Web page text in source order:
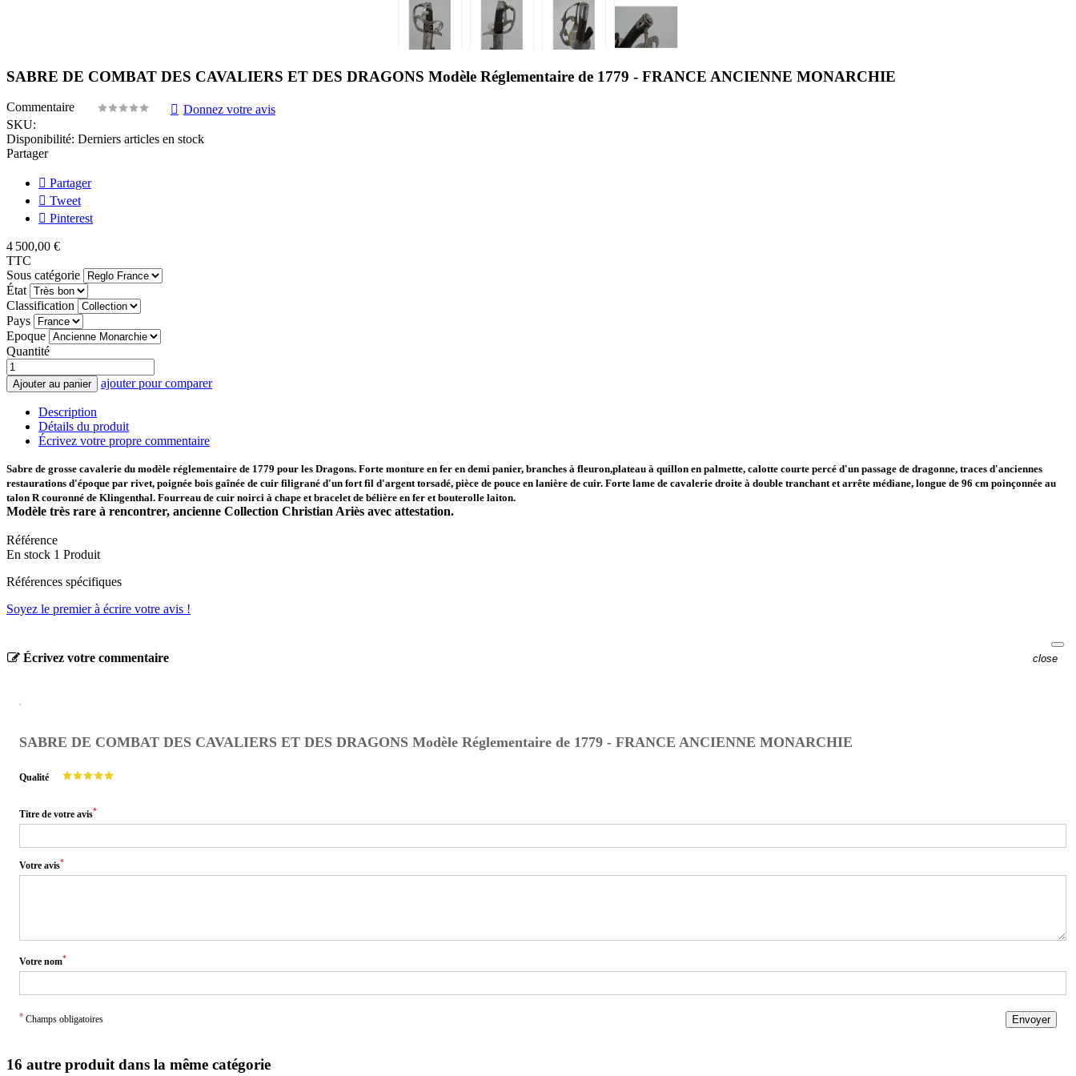
SABRE DE COMBAT DES CAVALIERS ET DES DRAGONS Modèle Réglementaire de 1779 - FRANCE ANCIENNE MONARCHIE
Commentaire
Donnez votre avis
SKU:
Disponibilité: Derniers articles en stock
Partager
Partager
Tweet
Pinterest
4 500,00 €
TTC
Sous catégorie
État
Classification
Pays
Epoque
Quantité
Ajouter au panier ajouter pour comparer
Description
Détails du produit
Écrivez votre propre commentaire
Sabre de grosse cavalerie du modèle réglementaire de 1779 pour les Dragons. Forte monture en fer en demi panier, branches à fleuron,plateau à quillon en palmette, calotte courte percé d'un passage de dragonne, traces d'anciennes
restaurations d'époque par rivet, poignée bois gaînée de cuir filigrané d'un fort fil d'argent torsadé, pièce de pouce en lanière de cuir. Forte lame de cavalerie droite à double tranchant et arrête médiane, longue de 96 cm poinçonnée au
talon R couronné de Klingenthal. Fourreau de cuir noirci à chape et bracelet de bélière en fer et bouterolle laiton.
Modèle très rare à rencontrer, ancienne Collection Christian Ariès avec attestation.
Référence
En stock 1 Produit
Références spécifiques
Soyez le premier à écrire votre avis !
Écrivez votre commentaire close
SABRE DE COMBAT DES CAVALIERS ET DES DRAGONS Modèle Réglementaire de 1779 - FRANCE ANCIENNE MONARCHIE
Qualité
Titre de votre avis*
Votre avis*
Votre nom*
* Champs obligatoires Envoyer
16 autre produit dans la même catégorie